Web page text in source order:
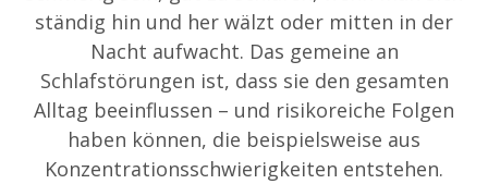
ständig hin und her wälzt oder mitten in der
Nacht aufwacht. Das gemeine an
Schlafstörungen ist, dass sie den gesamten
Alltag beeinflussen – und risikoreiche Folgen
haben können, die beispielsweise aus
Konzentrationsschwierigkeiten entstehen.